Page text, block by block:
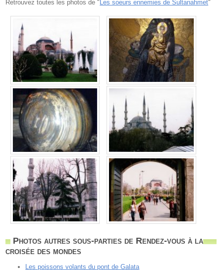
Retrouvez toutes les photos de " Les soeurs ennemies de Sultanahmet"
Photos autres sous-parties de Rendez-vous à la
croisée des mondes
Les poissons volants du pont de Galata